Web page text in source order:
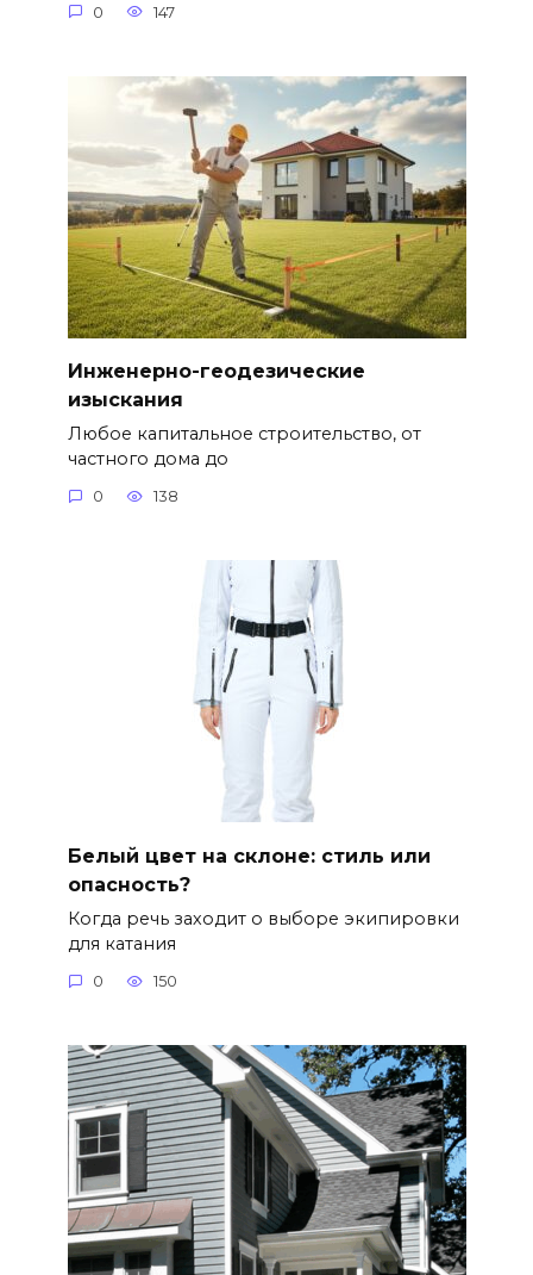
0 147
Инженерно-геодезические
изыскания
Любое капитальное строительство, от
частного дома до
0 138
Белый цвет на склоне: стиль или
опасность?
Когда речь заходит о выборе экипировки
для катания
0 150